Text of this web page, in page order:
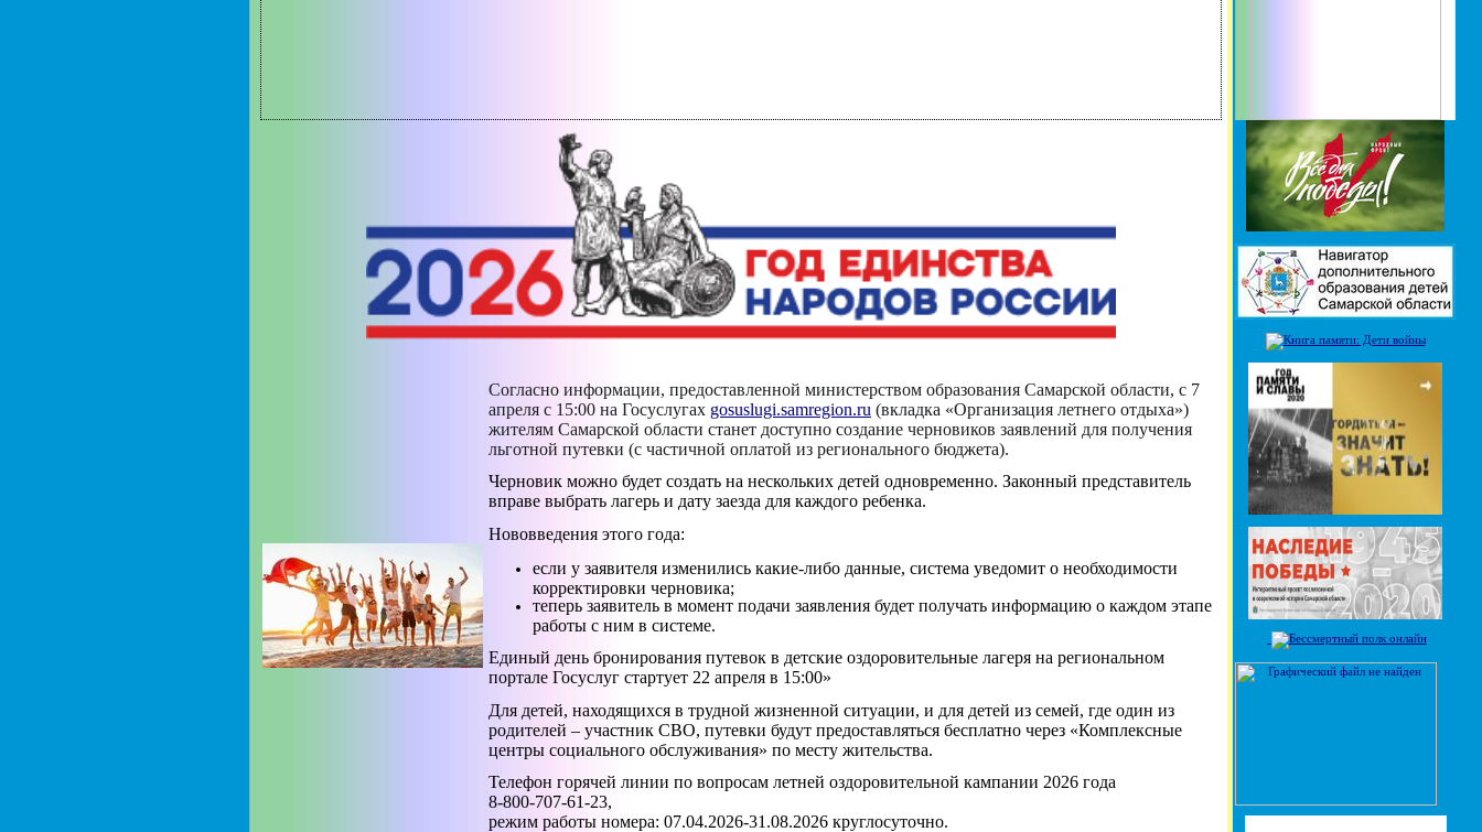
Согласно информации, предоставленной министерством образования Самарской области, с 7
апреля с 15:00 на Госуслугах gosuslugi.samregion.ru (вкладка «Организация летнего отдыха»)
жителям Самарской области станет доступно создание черновиков заявлений для получения
льготной путевки (с частичной оплатой из регионального бюджета).
Черновик можно будет создать на нескольких детей одновременно. Законный представитель
вправе выбрать лагерь и дату заезда для каждого ребенка.
Нововведения этого года:
если у заявителя изменились какие-либо данные, система уведомит о необходимости
корректировки черновика;
теперь заявитель в момент подачи заявления будет получать информацию о каждом этапе
работы с ним в системе.
Единый день бронирования путевок в детские оздоровительные лагеря на региональном
портале Госуслуг стартует 22 апреля в 15:00»
Для детей, находящихся в трудной жизненной ситуации, и для детей из семей, где один из
родителей – участник СВО, путевки будут предоставляться бесплатно через «Комплексные
центры социального обслуживания» по месту жительства.
Телефон горячей линии по вопросам летней оздоровительной кампании 2026 года
8-800-707-61-23,
режим работы номера: 07.04.2026-31.08.2026 круглосуточно.